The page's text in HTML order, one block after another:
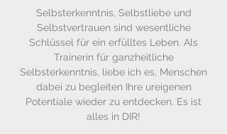
Selbsterkenntnis, Selbstliebe und
Selbstvertrauen sind wesentliche
Schlüssel für ein erfülltes Leben. Als
Trainerin für ganzheitliche
Selbsterkenntnis, liebe ich es, Menschen
dabei zu begleiten Ihre ureigenen
Potentiale wieder zu entdecken. Es ist
alles in DIR!